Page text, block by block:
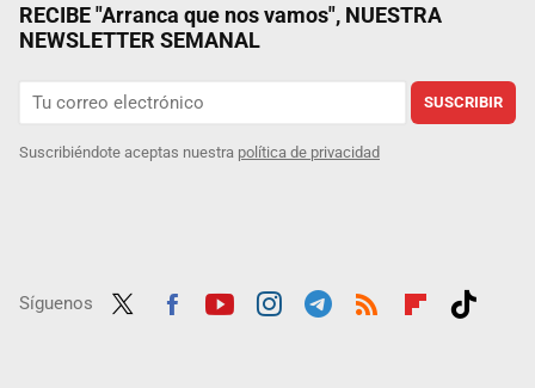
RECIBE "Arranca que nos vamos", NUESTRA
NEWSLETTER SEMANAL
SUSCRIBIR
Suscribiéndote aceptas nuestra política de privacidad
Síguenos